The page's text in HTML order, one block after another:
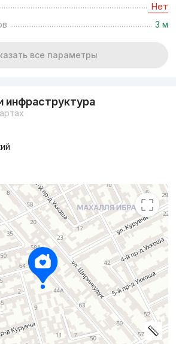
Нет
3 м
все параметры
инфраструктура